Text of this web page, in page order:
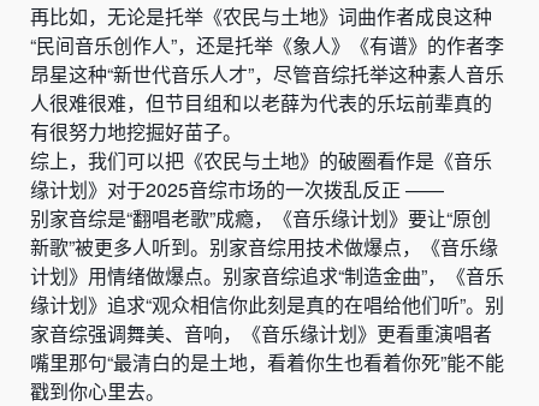
再比如，无论是托举《农民与土地》词曲作者成良这种
“民间音乐创作人”，还是托举《象人》《有谱》的作者李
昂星这种“新世代音乐人才”，尽管音综托举这种素人音乐
人很难很难，但节目组和以老薛为代表的乐坛前辈真的
有很努力地挖掘好苗子。
综上，我们可以把《农民与土地》的破圈看作是《音乐
缘计划》对于2025音综市场的一次拨乱反正 ——
别家音综是“翻唱老歌”成瘾，《音乐缘计划》要让“原创
新歌”被更多人听到。别家音综用技术做爆点，《音乐缘
计划》用情绪做爆点。别家音综追求“制造金曲”，《音乐
缘计划》追求“观众相信你此刻是真的在唱给他们听”。别
家音综强调舞美、音响，《音乐缘计划》更看重演唱者
嘴里那句“最清白的是土地，看着你生也看着你死”能不能
戳到你心里去。